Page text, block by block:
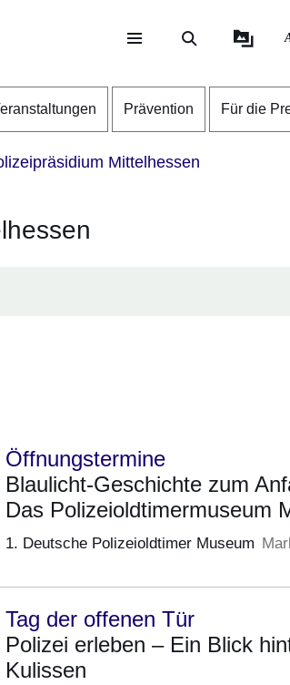
Prävention Für die
Mittelhessen
Öffnungstermine
Blaulicht-Geschichte zum
Das Polizeioldtimermuseum
1. Deutsche Polizeioldtimer Museum
Tag der offenen Tür
Polizei erleben – Ein Blick
Kulissen